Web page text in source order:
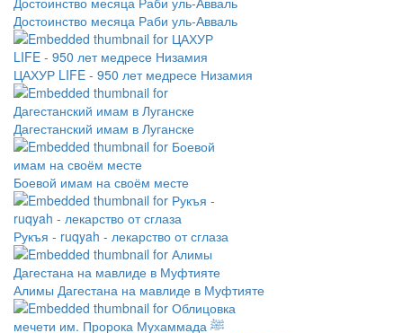
Достоинство месяца Раби уль-Авваль
ЦАХУР LIFE - 950 лет медресе Низамия
Дагестанский имам в Луганске
Боевой имам на своём месте
Рукъя - ruqyah - лекарство от сглаза
Алимы Дагестана на мавлиде в Муфтияте